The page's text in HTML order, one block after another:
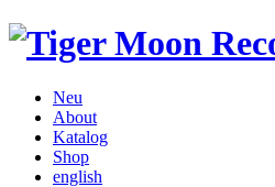
Neu
About
Katalog
Shop
english